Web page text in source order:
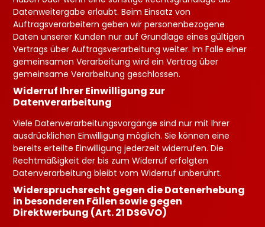
Datenweitergabe erlaubt. Beim Einsatz von
Auftragsverarbeitern geben wir personenbezogene
Daten unserer Kunden nur auf Grundlage eines gültigen
Vertrags über Auftragsverarbeitung weiter. Im Falle einer
gemeinsamen Verarbeitung wird ein Vertrag über
gemeinsame Verarbeitung geschlossen.
Widerruf Ihrer Einwilligung zur
Datenverarbeitung
Viele Datenverarbeitungsvorgänge sind nur mit Ihrer
ausdrücklichen Einwilligung möglich. Sie können eine
bereits erteilte Einwilligung jederzeit widerrufen. Die
Rechtmäßigkeit der bis zum Widerruf erfolgten
Datenverarbeitung bleibt vom Widerruf unberührt.
Widerspruchsrecht gegen die Datenerhebung
in besonderen Fällen sowie gegen
Direktwerbung (Art. 21 DSGVO)